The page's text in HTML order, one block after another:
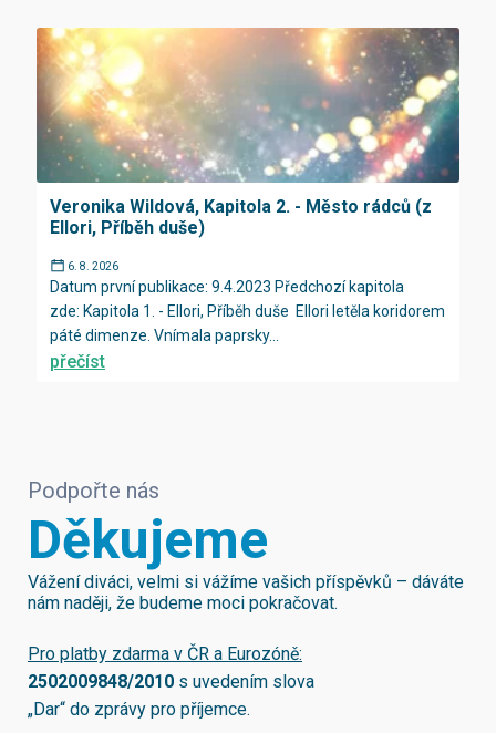
Veronika Wildová, Kapitola 2. - Město rádců (z
Ellori, Příběh duše)
6. 8. 2026
Datum první publikace: 9.4.2023 Předchozí kapitola
zde: Kapitola 1. - Ellori, Příběh duše Ellori letěla koridorem
páté dimenze. Vnímala paprsky...
přečíst
Podpořte nás
Děkujeme
Vážení diváci, velmi si vážíme vašich příspěvků – dáváte
nám naději, že budeme moci pokračovat.
Pro platby zdarma v ČR a Eurozóně:
2502009848/2010 s uvedením slova
„Dar“ do zprávy pro příjemce.